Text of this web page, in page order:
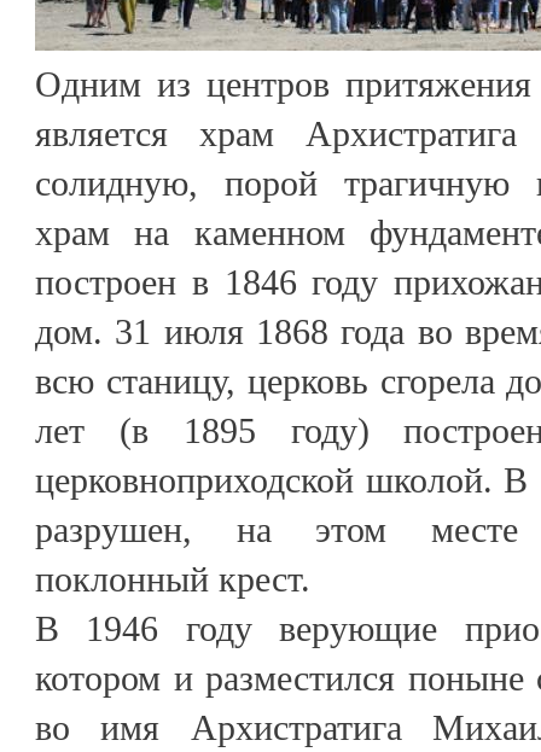
Одним из центров притяжения
является храм
солидную, порой трагичную
храм на каменном
построен в 1846 году
дом. 31 июля 1868 года во
всю станицу, церковь сгорела
лет (в 1895 году)
церковноприходской школой.
разрушен, на этом месте
поклонный крест.
В 1946 году верующие
котором и разместился
во имя Архистратига